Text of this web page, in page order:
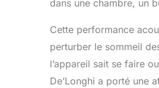
dans une chambre, un
Cette performance
perturber le sommeil
l’appareil sait se faire
De’Longhi a porté une